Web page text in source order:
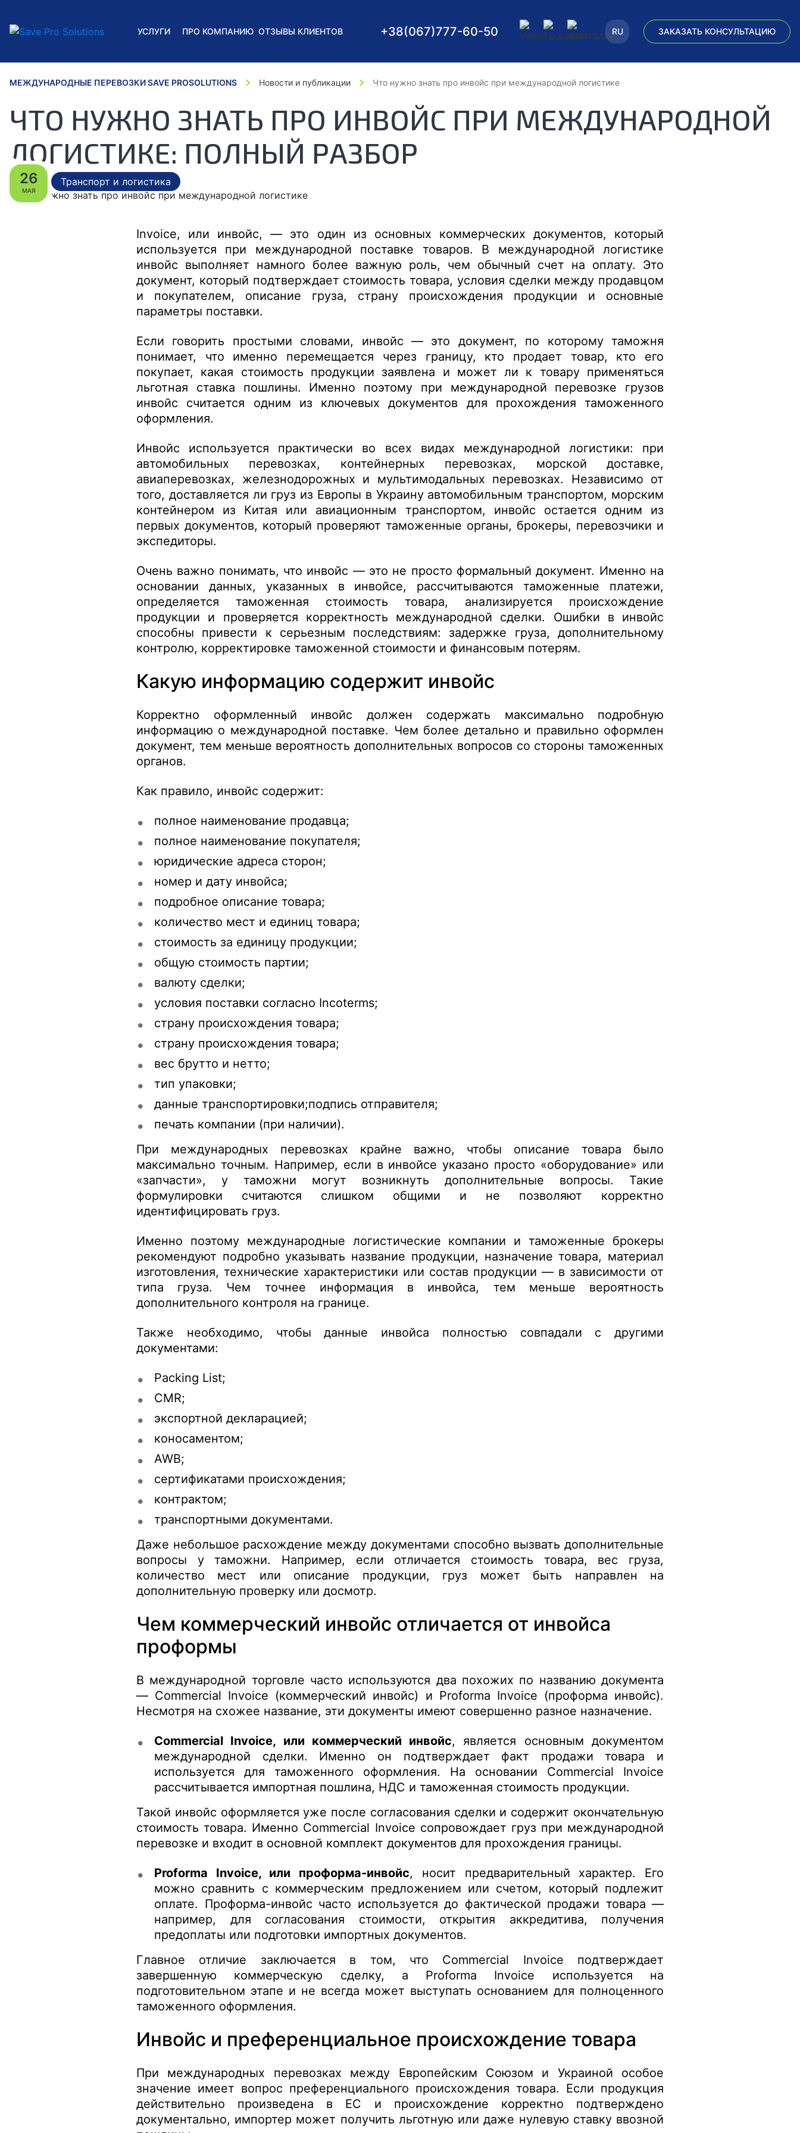
УСЛУГИ ПРО КОМПАНИЮ ОТЗЫВЫ КЛИЕНТОВ +38(067)777-60-50 RU ЗАКАЗАТЬ КОНСУЛЬТАЦИЮ
МЕЖДУНАРОДНЫЕ ПЕРЕВОЗКИ SAVE PROSOLUTIONS Новости и публикации Что нужно знать про инвойс при международной логистике
ЧТО НУЖНО ЗНАТЬ ПРО ИНВОЙС ПРИ МЕЖДУНАРОДНОЙ
ЛОГИСТИКЕ: ПОЛНЫЙ РАЗБОР
26
МАЯ
Транспорт и логистика
Invoice, или инвойс, — это один из основных коммерческих документов, который
используется при международной поставке товаров. В международной логистике
инвойс выполняет намного более важную роль, чем обычный счет на оплату. Это
документ, который подтверждает стоимость товара, условия сделки между продавцом
и покупателем, описание груза, страну происхождения продукции и основные
параметры поставки.
Если говорить простыми словами, инвойс — это документ, по которому таможня
понимает, что именно перемещается через границу, кто продает товар, кто его
покупает, какая стоимость продукции заявлена и может ли к товару применяться
льготная ставка пошлины. Именно поэтому при международной перевозке грузов
инвойс считается одним из ключевых документов для прохождения таможенного
оформления.
Инвойс используется практически во всех видах международной логистики: при
автомобильных перевозках, контейнерных перевозках, морской доставке,
авиаперевозках, железнодорожных и мультимодальных перевозках. Независимо от
того, доставляется ли груз из Европы в Украину автомобильным транспортом, морским
контейнером из Китая или авиационным транспортом, инвойс остается одним из
первых документов, который проверяют таможенные органы, брокеры, перевозчики и
экспедиторы.
Очень важно понимать, что инвойс — это не просто формальный документ. Именно на
основании данных, указанных в инвойсе, рассчитываются таможенные платежи,
определяется таможенная стоимость товара, анализируется происхождение
продукции и проверяется корректность международной сделки. Ошибки в инвойс
способны привести к серьезным последствиям: задержке груза, дополнительному
контролю, корректировке таможенной стоимости и финансовым потерям.
Какую информацию содержит инвойс
Корректно оформленный инвойс должен содержать максимально подробную
информацию о международной поставке. Чем более детально и правильно оформлен
документ, тем меньше вероятность дополнительных вопросов со стороны таможенных
органов.
Как правило, инвойс содержит:
полное наименование продавца;
полное наименование покупателя;
юридические адреса сторон;
номер и дату инвойса;
подробное описание товара;
количество мест и единиц товара;
стоимость за единицу продукции;
общую стоимость партии;
валюту сделки;
условия поставки согласно Incoterms;
страну происхождения товара;
страну происхождения товара;
вес брутто и нетто;
тип упаковки;
данные транспортировки;подпись отправителя;
печать компании (при наличии).
При международных перевозках крайне важно, чтобы описание товара было
максимально точным. Например, если в инвойсе указано просто «оборудование» или
«запчасти», у таможни могут возникнуть дополнительные вопросы. Такие
формулировки считаются слишком общими и не позволяют корректно
идентифицировать груз.
Именно поэтому международные логистические компании и таможенные брокеры
рекомендуют подробно указывать название продукции, назначение товара, материал
изготовления, технические характеристики или состав продукции — в зависимости от
типа груза. Чем точнее информация в инвойса, тем меньше вероятность
дополнительного контроля на границе.
Также необходимо, чтобы данные инвойса полностью совпадали с другими
документами:
Packing List;
CMR;
экспортной декларацией;
коносаментом;
AWB;
сертификатами происхождения;
контрактом;
транспортными документами.
Даже небольшое расхождение между документами способно вызвать дополнительные
вопросы у таможни. Например, если отличается стоимость товара, вес груза,
количество мест или описание продукции, груз может быть направлен на
дополнительную проверку или досмотр.
Чем коммерческий инвойс отличается от инвойса
проформы
В международной торговле часто используются два похожих по названию документа
— Commercial Invoice (коммерческий инвойс) и Proforma Invoice (проформа инвойс).
Несмотря на схожее название, эти документы имеют совершенно разное назначение.
Commercial Invoice, или коммерческий инвойс, является основным документом
международной сделки. Именно он подтверждает факт продажи товара и
используется для таможенного оформления. На основании Commercial Invoice
рассчитывается импортная пошлина, НДС и таможенная стоимость продукции.
Такой инвойс оформляется уже после согласования сделки и содержит окончательную
стоимость товара. Именно Commercial Invoice сопровождает груз при международной
перевозке и входит в основной комплект документов для прохождения границы.
Proforma Invoice, или проформа-инвойс, носит предварительный характер. Его
можно сравнить с коммерческим предложением или счетом, который подлежит
оплате. Проформа-инвойс часто используется до фактической продажи товара —
например, для согласования стоимости, открытия аккредитива, получения
предоплаты или подготовки импортных документов.
Главное отличие заключается в том, что Commercial Invoice подтверждает
завершенную коммерческую сделку, а Proforma Invoice используется на
подготовительном этапе и не всегда может выступать основанием для полноценного
таможенного оформления.
Инвойс и преференциальное происхождение товара
При международных перевозках между Европейским Союзом и Украиной особое
значение имеет вопрос преференциального происхождения товара. Если продукция
действительно произведена в ЕС и происхождение корректно подтверждено
документально, импортер может получить льготную или даже нулевую ставку ввозной